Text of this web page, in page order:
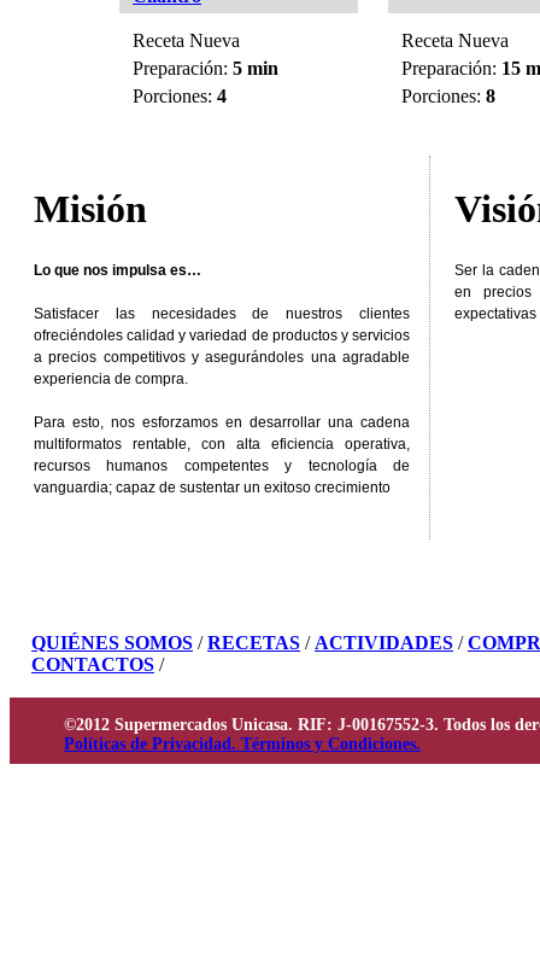
Receta Nueva
Preparación: 5 min
Porciones: 4
Receta Nueva
Preparación: 15
Porciones: 8
Misión
Lo que nos impulsa es…
Satisfacer las necesidades de nuestros clientes
ofreciéndoles calidad y variedad de productos y servicios
a precios competitivos y asegurándoles una agradable
experiencia de compra.
Para esto, nos esforzamos en desarrollar una cadena
multiformatos rentable, con alta eficiencia operativa,
recursos humanos competentes y tecnología de
vanguardia; capaz de sustentar un exitoso crecimiento
Ser la
en
QUIÉNES SOMOS /RECETAS / ACTIVIDADES /
CONTACTOS /
©2012 Supermercados Unicasa. RIF: J-00167552-3. Todos los
Políticas de Privacidad. Términos y Condiciones.